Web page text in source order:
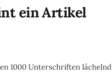
ein Artikel
1000 Unterschriften lächelnd